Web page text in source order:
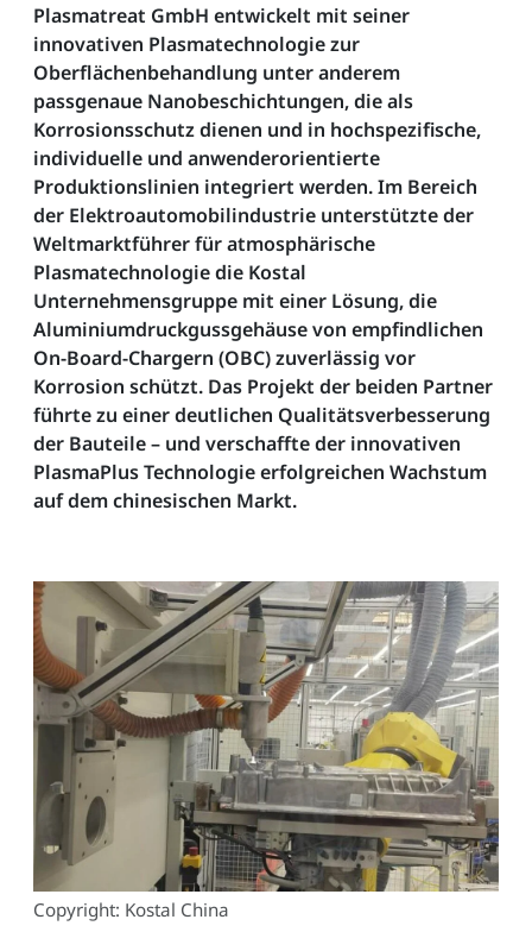
Plasmatreat GmbH entwickelt mit seiner
innovativen Plasmatechnologie zur
Oberflächenbehandlung unter anderem
passgenaue Nanobeschichtungen, die als
Korrosionsschutz dienen und in hochspezifische,
individuelle und anwenderorientierte
Produktionslinien integriert werden. Im Bereich
der Elektroautomobilindustrie unterstützte der
Weltmarktführer für atmosphärische
Plasmatechnologie die Kostal
Unternehmensgruppe mit einer Lösung, die
Aluminiumdruckgussgehäuse von empfindlichen
On-Board-Chargern (OBC) zuverlässig vor
Korrosion schützt. Das Projekt der beiden Partner
führte zu einer deutlichen Qualitätsverbesserung
der Bauteile – und verschaffte der innovativen
PlasmaPlus Technologie erfolgreichen Wachstum
auf dem chinesischen Markt.
Copyright: Kostal China